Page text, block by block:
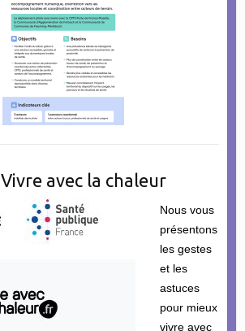
avec la chaleur
Nous vous
présentons
les gestes
et les
astuces
pour mieux
vivre avec